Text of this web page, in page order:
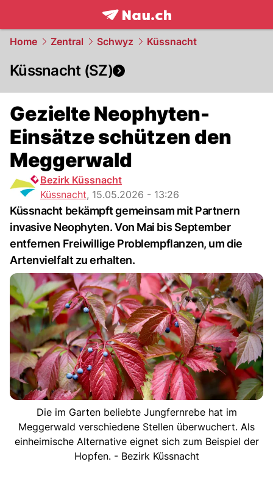
frontpage.NAU.ch
Home Zentral Schwyz Küssnacht
Küssnacht (SZ)
Gezielte Neophyten-
Einsätze schützen den
Meggerwald
Bezirk Küssnacht
Küssnacht, 15.05.2026 - 13:26
Küssnacht bekämpft gemeinsam mit Partnern
invasive Neophyten. Von Mai bis September
entfernen Freiwillige Problempflanzen, um die
Artenvielfalt zu erhalten.
Die im Garten beliebte Jungfernrebe hat im
Meggerwald verschiedene Stellen überwuchert. Als
einheimische Alternative eignet sich zum Beispiel der
Hopfen. - Bezirk Küssnacht